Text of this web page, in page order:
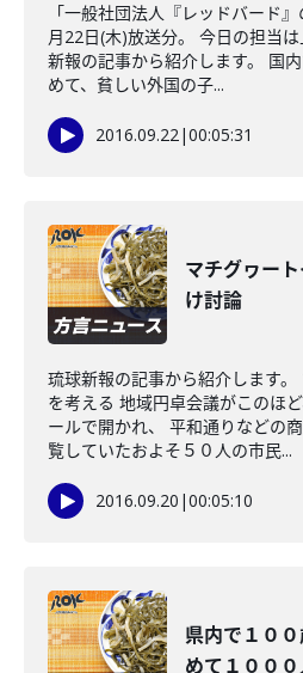
「一般社団法人『レッドバード
月22日(木)放送分。 今日の担当
新報の記事から紹介します。 国
めて、貧しい外国の子...
2016.09.22|00:05:31
マチグヮー
け討論
琉球新報の記事から紹介します
を考える 地域円卓会議がこのほ
ールで開かれ、 平和通りなどの
覧していたおよそ５０人の市民...
2016.09.20 |00:05:10
県内で１０
めて１００